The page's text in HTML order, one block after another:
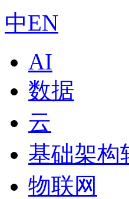
中EN
AI
数据
云
基础架构
物联网